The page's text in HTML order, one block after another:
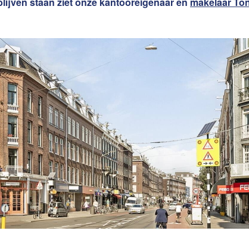
Word jij onze nieuwe makelaar?
woning